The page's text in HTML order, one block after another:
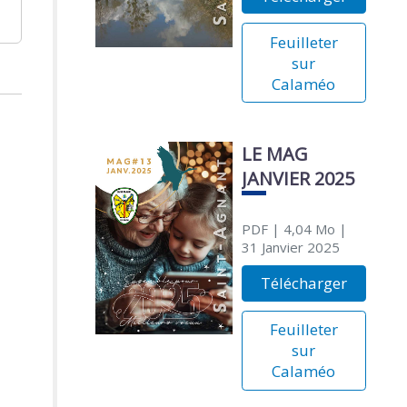
Feuilleter
sur
Calaméo
LE MAG
JANVIER 2025
PDF| 4,04 Mo |
31 Janvier 2025
Télécharger
Feuilleter
sur
Calaméo